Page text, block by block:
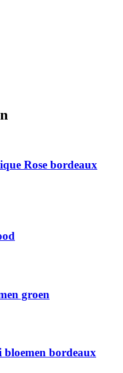
Rose bordeaux
groen
bordeaux